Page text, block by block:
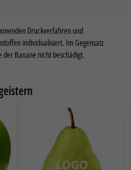
Druckverfahren und
individualisiert. Im Gegensatz
Banane nicht beschädigt.
grundlegende Funktionen und sind für die
erforderlich.
anzeigen
anonym. Diese Informationen
Besucher unsere Website nutzen.
Datenschutzerklärung